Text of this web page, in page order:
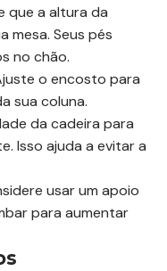
que a altura da
mesa. Seus pés
no chão.
o encosto para
sua coluna.
da cadeira para
Isso ajuda a evitar a
usar um apoio
para aumentar